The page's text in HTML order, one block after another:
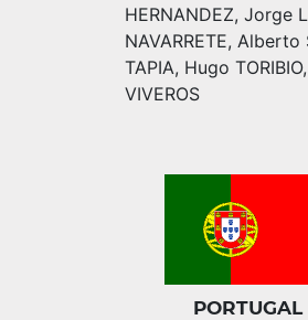
HERNANDEZ, Jorge
NAVARRETE, Alberto
TAPIA, Hugo TORIBIO,
VIVEROS
PORTUGAL